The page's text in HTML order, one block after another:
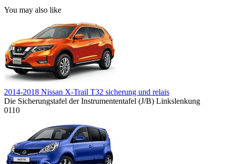
You may also like
2014-2018 Nissan X-Trail T32 sicherung und relais
Die Sicherungstafel der Instrumententafel (J/B) Linkslenkung
0110